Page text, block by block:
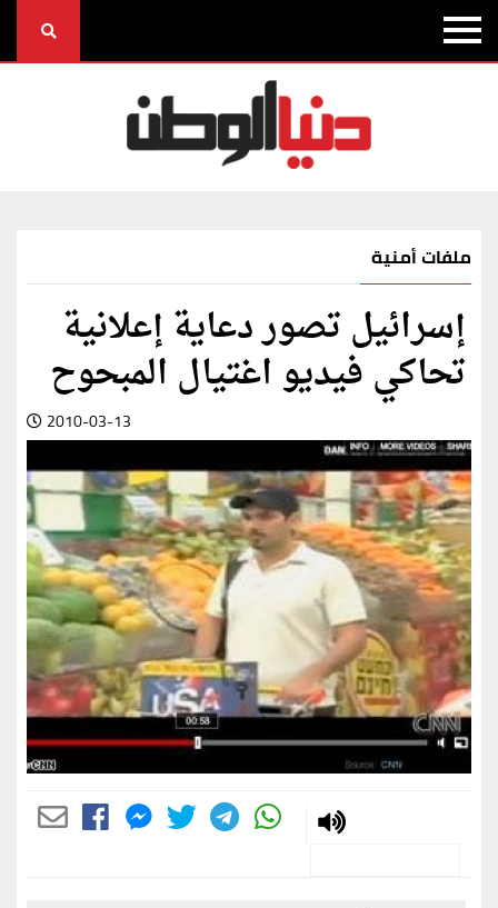
ملفات أمنية
إسرائيل تصور دعاية إعلانية
تحاكي فيديو اغتيال المبحوح‏
2010-03-13